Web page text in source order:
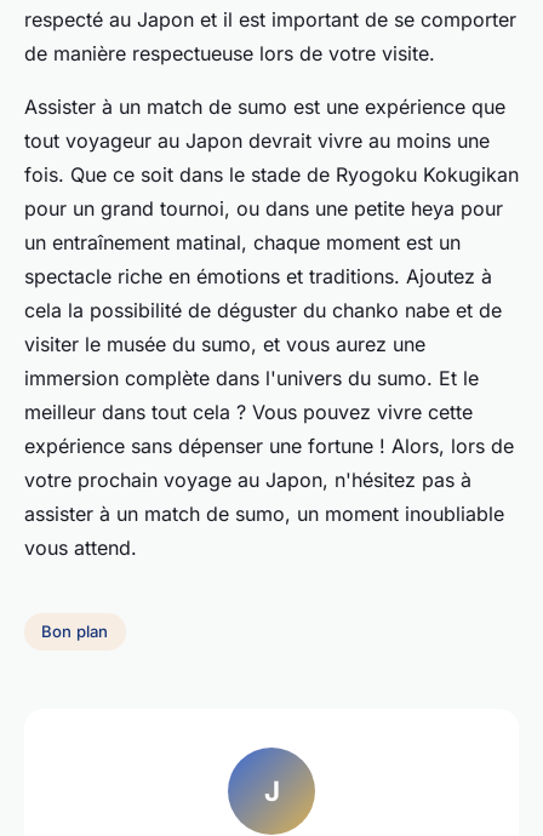
respecté au Japon et il est important de se comporter
de manière respectueuse lors de votre visite.
Assister à un match de sumo est une expérience que
tout voyageur au Japon devrait vivre au moins une
fois. Que ce soit dans le stade de Ryogoku Kokugikan
pour un grand tournoi, ou dans une petite heya pour
un entraînement matinal, chaque moment est un
spectacle riche en émotions et traditions. Ajoutez à
cela la possibilité de déguster du chanko nabe et de
visiter le musée du sumo, et vous aurez une
immersion complète dans l'univers du sumo. Et le
meilleur dans tout cela ? Vous pouvez vivre cette
expérience sans dépenser une fortune ! Alors, lors de
votre prochain voyage au Japon, n'hésitez pas à
assister à un match de sumo, un moment inoubliable
vous attend.
Bon plan
J